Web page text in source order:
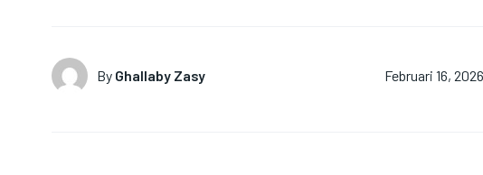
By Ghallaby Zasy Februari 16, 2026